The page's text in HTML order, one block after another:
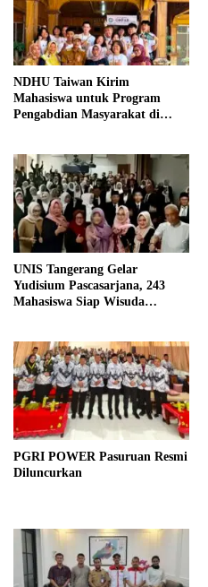
NDHU Taiwan Kirim
Mahasiswa untuk Program
Pengabdian Masyarakat di
UNIS Tangerang Gelar
Yudisium Pascasarjana, 243
Mahasiswa Siap Wisuda
PGRI POWER Pasuruan Resmi
Diluncurkan